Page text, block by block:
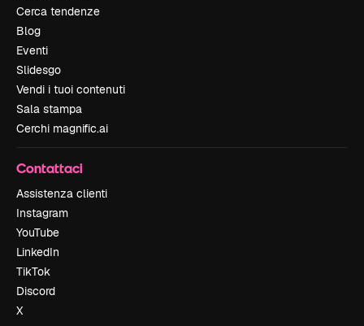
Cerca tendenze
Blog
Eventi
Slidesgo
Vendi i tuoi contenuti
Sala stampa
Cerchi magnific.ai
Contattaci
Assistenza clienti
Instagram
YouTube
LinkedIn
TikTok
Discord
X